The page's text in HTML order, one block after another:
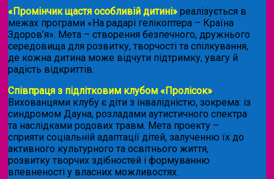
«Промінчик щастя особливій дитині» реалізується в
межах програми «На радарі гелікоптера – Країна
Здоров’я». Мета – створення безпечного, дружнього
середовища для розвитку, творчості та спілкування,
де кожна дитина може відчути підтримку, увагу й
радість відкриттів.
Співпраця з підлітковим клубом «Пролісок».
Вихованцями клубу є діти з інвалідністю, зокрема: із
синдромом Дауна, розладами аутистичного спектра
та наслідками родових травм. Мета проекту –
сприяти соціальній адаптації дітей, залученню їх до
активного культурного та освітнього життя,
розвитку творчих здібностей і формуванню
впевненості у власних можливостях.